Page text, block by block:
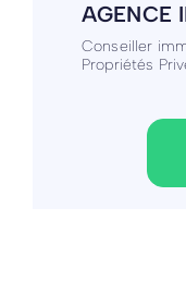
AGENCE
Conseiller
Propriétés